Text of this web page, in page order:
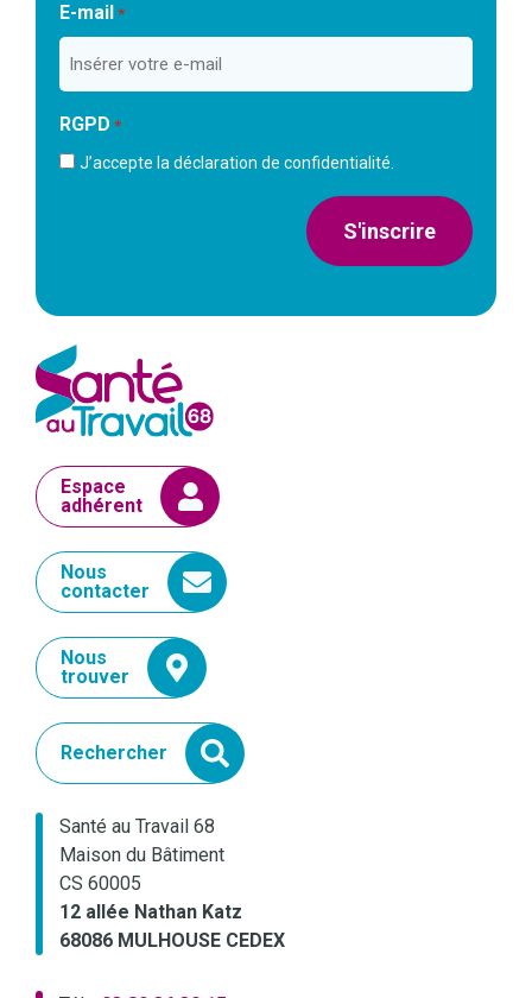
E-mail *
RGPD *
J’accepte la déclaration de confidentialité.
S'inscrire
Espace
adhérent
Nous
contacter
Nous
trouver
Rechercher
Santé au Travail 68
Maison du Bâtiment
CS 60005
12 allée Nathan Katz
68086 MULHOUSE CEDEX